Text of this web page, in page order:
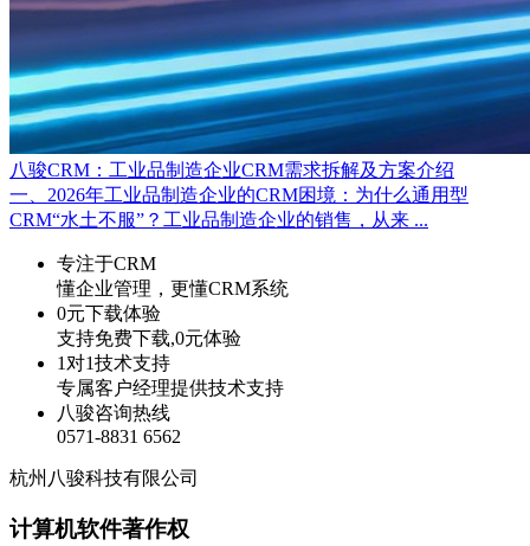
八骏CRM：工业品制造企业CRM需求拆解及方案介绍
一、2026年工业品制造企业的CRM困境：为什么通用型
CRM“水土不服”？工业品制造企业的销售，从来 ...
专注于CRM
懂企业管理，更懂CRM系统
0元下载体验
支持免费下载,0元体验
1对1技术支持
专属客户经理提供技术支持
八骏咨询热线
0571-8831 6562
杭州八骏科技有限公司
计算机软件著作权